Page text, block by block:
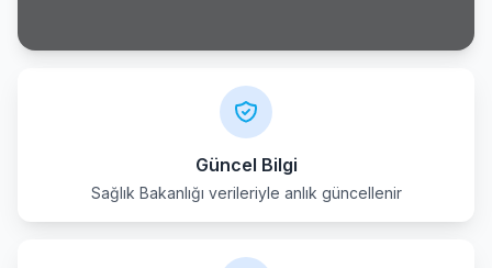
Güncel Bilgi
Sağlık Bakanlığı verileriyle anlık güncellenir